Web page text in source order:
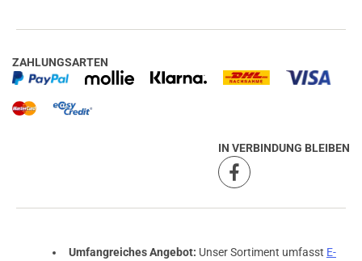
ZAHLUNGSARTEN
IN VERBINDUNG BLEIBEN
Umfangreiches Angebot: Unser Sortiment umfasst E-